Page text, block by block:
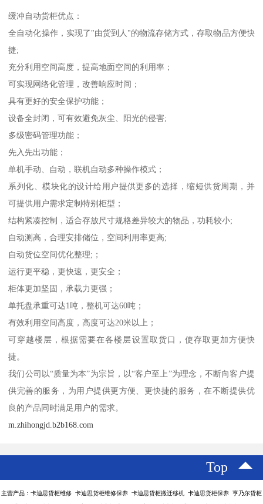
缓冲自动货柜优点：
全自动化操作，实现了"由货到人"的物流存储方式，存取物品方便快
捷;
充分利用空间高度，提高地面空间的利用率；
可实现网络化管理，改善响应时间；
具有更好的安全保护功能；
设备全封闭，可有效避免灰尘、阳光的侵害;
多级密码管理功能；
先入先出功能；
单机手动、自动，联机自动多种操作模式；
系列化、模块化的设计给用户提供更多的选择，缩短供货周期，并
可提供用户需求定制特别柜型；
结构紧凑控制，适合存放尺寸规格差异较大的物品，功耗较小;
自动测高，合理安排储位，空间利用率更高;
自动货位空间优化整理;；
运行更平稳，更快速，更安全；
柜体更加坚固，承载力更强；
单托盘承重可达1吨，整机可达60吨；
有效利用空间高度，高度可达20米以上；
可穿越楼层，根据需要在各楼层设置取货口，使存取更加方便快
捷。
我们公司以“质量为本”为宗旨，以“客户至上”为理念，不断向客户提
供完善的服务，为用户提供更方便、更快捷的服务，在不断提供优
良的产品同时满足用户的需求。
m.zhihongjd.b2b168.com
Top
主营产品：卡迪思货柜维修 卡迪思货柜维修保养 卡迪思货柜搬迁移机 卡迪思货柜保养 亨乃尔货柜